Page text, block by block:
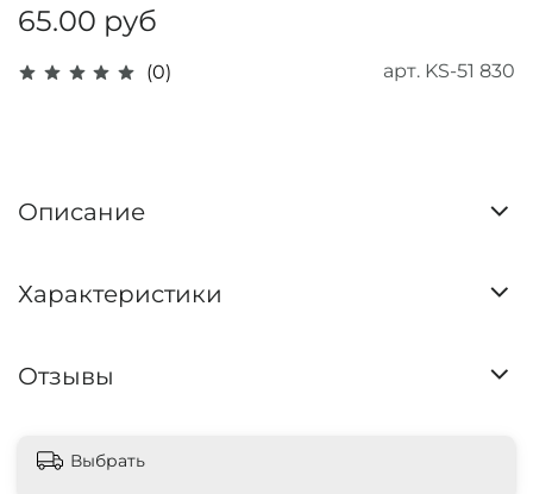
(0) арт. KS-51 830
65.00 руб
Описание
Характеристики
Отзывы
Выбрать